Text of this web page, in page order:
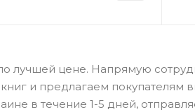
лучшей цене. Напрямую
и предлагаем покупателям
в течение 1-5 дней,